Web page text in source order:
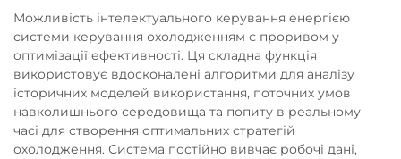
Можливість інтелектуального керування енергією
системи керування охолодженням є проривом у
оптимізації ефективності. Ця складна функція
використовує вдосконалені алгоритми для аналізу
історичних моделей використання, поточних умов
навколишнього середовища та попиту в реальному
часі для створення оптимальних стратегій
охолодження. Система постійно вивчає робочі дані,